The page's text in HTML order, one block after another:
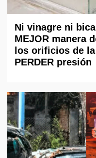
Ni vinagre ni
MEJOR manera
los orificios de
PERDER presión